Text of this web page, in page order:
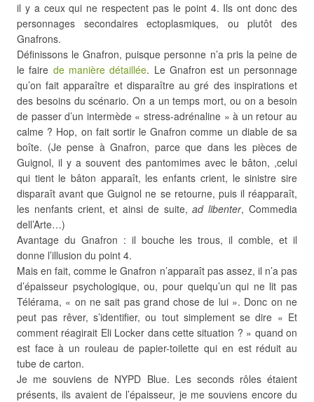
il y a ceux qui ne respectent pas le point 4. Ils ont donc des
personnages secondaires ectoplasmiques, ou plutôt des
Gnafrons.
Définissons le Gnafron, puisque personne n’a pris la peine de
le faire de manière détaillée. Le Gnafron est un personnage
qu’on fait apparaître et disparaître au gré des inspirations et
des besoins du scénario. On a un temps mort, ou on a besoin
de passer d’un intermède « stress-adrénaline » à un retour au
calme ? Hop, on fait sortir le Gnafron comme un diable de sa
boîte. (Je pense à Gnafron, parce que dans les pièces de
Guignol, il y a souvent des pantomimes avec le bâton, ,celui
qui tient le bâton apparaît, les enfants crient, le sinistre sire
disparaît avant que Guignol ne se retourne, puis il réapparaît,
les nenfants crient, et ainsi de suite,ad libenter, Commedia
dell’Arte…)
Avantage du Gnafron : il bouche les trous, il comble, et il
donne l’illusion du point 4.
Mais en fait, comme le Gnafron n’apparaît pas assez, il n’a pas
d’épaisseur psychologique, ou, pour quelqu’un qui ne lit pas
Télérama, « on ne sait pas grand chose de lui ». Donc on ne
peut pas rêver, s’identifier, ou tout simplement se dire « Et
comment réagirait Eli Locker dans cette situation ? » quand on
est face à un rouleau de papier-toilette qui en est réduit au
tube de carton.
Je me souviens de NYPD Blue. Les seconds rôles étaient
présents, ils avaient de l’épaisseur, je me souviens encore du